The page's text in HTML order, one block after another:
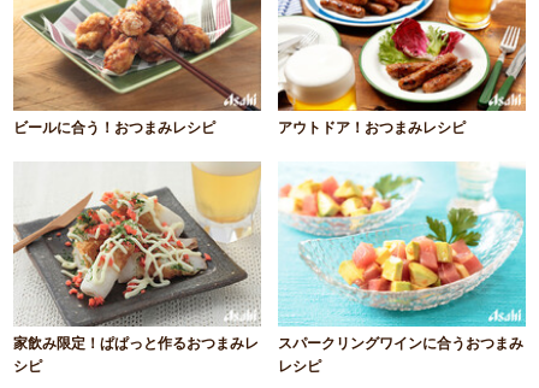
ビールに合う！おつまみレシピ アウトドア！おつまみレシピ
家飲み限定！ぱぱっと作るおつまみレ
シピ
スパークリングワインに合うおつまみ
レシピ